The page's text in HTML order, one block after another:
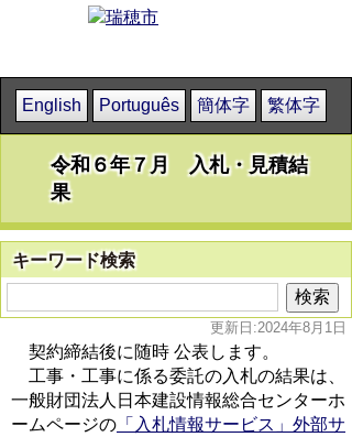
English Português 簡体字 繁体字
令和６年７月 入札・見積結
果
キーワード検索
更新日:2024年8月1日
契約締結後に随時 公表します。
工事・工事に係る委託の入札の結果は、
一般財団法人日本建設情報総合センターホ
ームページの 「入札情報サービス」外部サ